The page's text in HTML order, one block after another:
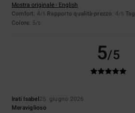
Mostra originale - English
Comfort: 4/5 Rapporto qualità-prezzo: 4/5
Colore: 5/5
5/5
Irati Isabel25. giugno 2026
Meraviglioso